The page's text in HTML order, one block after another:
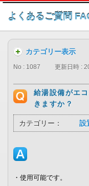
よくあるご質問
カテゴリー表示
No : 1087 更新日時 :
給湯設備がエ
きますか？
カテゴリー： 設
・使用可能です。